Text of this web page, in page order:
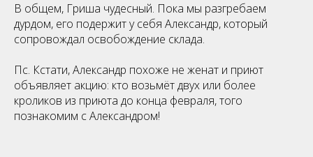
В общем, Гриша чудесный. Пока мы разгребаем
дурдом, его подержит у себя Александр, который
сопровождал освобождение склада.
Пс. Кстати, Александр похоже не женат и приют
объявляет акцию: кто возьмёт двух или более
кроликов из приюта до конца февраля, того
познакомим с Александром!